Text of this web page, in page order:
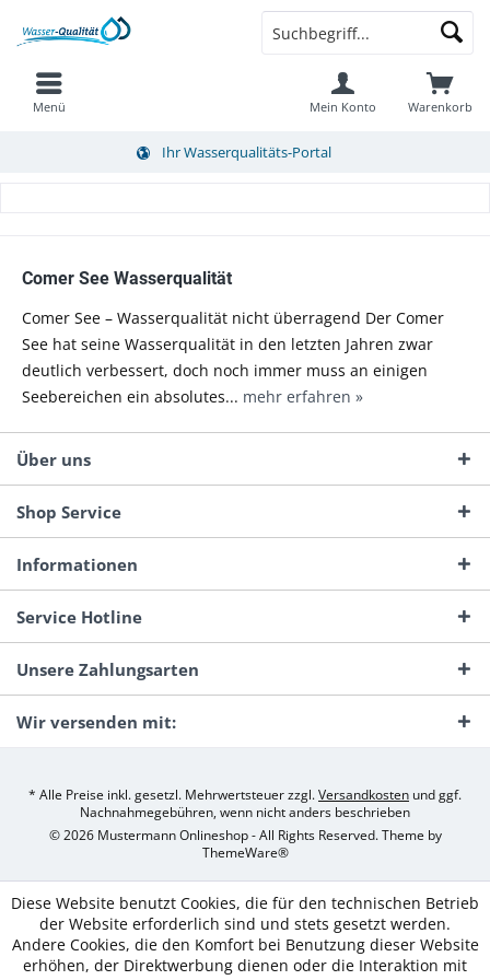
Menü Warenkorb
Mein Konto
Ihr Wasserqualitäts-Portal
Comer See Wasserqualität
Comer See – Wasserqualität nicht überragend Der Comer
See hat seine Wasserqualität in den letzten Jahren zwar
deutlich verbessert, doch noch immer muss an einigen
Seebereichen ein absolutes... mehr erfahren »
Über uns
Shop Service
Informationen
Service Hotline
Unsere Zahlungsarten
Wir versenden mit:
* Alle Preise inkl. gesetzl. Mehrwertsteuer zzgl.Versandkosten und ggf.
Nachnahmegebühren, wenn nicht anders beschrieben
© 2026 Mustermann Onlineshop - All Rights Reserved. Theme by
ThemeWare®
Diese Website benutzt Cookies, die für den technischen Betrieb
der Website erforderlich sind und stets gesetzt werden.
Andere Cookies, die den Komfort bei Benutzung dieser Website
erhöhen, der Direktwerbung dienen oder die Interaktion mit